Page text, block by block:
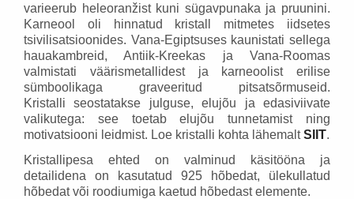
varieerub heleoranžist kuni sügavpunaka ja pruunini.
Karneool oli hinnatud kristall mitmetes iidsetes
tsivilisatsioonides. Vana-Egiptsuses kaunistati sellega
hauakambreid, Antiik-Kreekas ja Vana-Roomas
valmistati väärismetallidest ja karneoolist erilise
sümboolikaga graveeritud pitsatsõrmuseid.
Kristalli seostatakse julguse, elujõu ja edasiviivate
valikutega: see toetab elujõu tunnetamist ning
motivatsiooni leidmist. Loe kristalli kohta lähemaltSIIT.
Kristallipesa ehted on valminud käsitööna ja
detailidena on kasutatud 925 hõbedat, ülekullatud
hõbedat või roodiumiga kaetud hõbedast elemente.